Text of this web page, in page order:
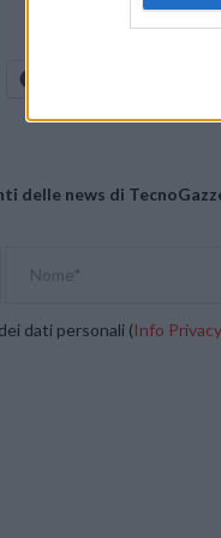
delle news di
dati personali (Info Privacy